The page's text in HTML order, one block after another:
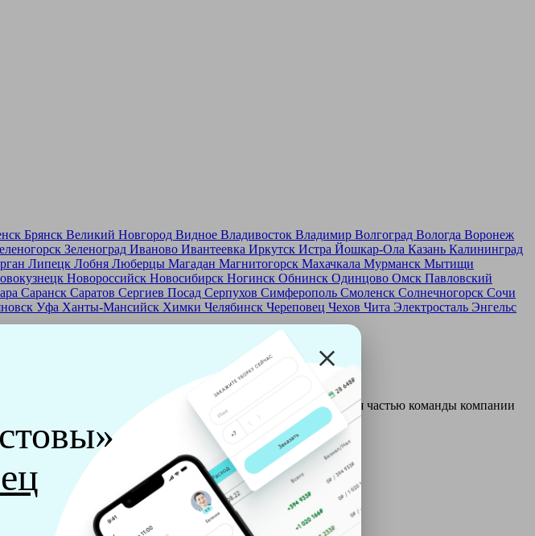
Брянск Великий Новгород Видное Владивосток Владимир Волгоград Вологда Воронеж
Зеленоград Иваново Ивантеевка Иркутск Истра Йошкар-Ола Казань Калининград
Липецк Лобня Люберцы Магадан Магнитогорск Махачкала Мурманск Мытищи
Новороссийск Новосибирск Ногинск Обнинск Одинцово Омск Павловский
Саранск Саратов Сергиев Посад Серпухов Симферополь Смоленск Солнечногорск Сочи
Уфа Ханты-Мансийск Химки Челябинск Череповец Чехов Чита Электросталь Энгельс
от 24 до 40 лет.
в службе безопасности и только после этого становятся частью команды компании
наши клинеры привозят с собой: